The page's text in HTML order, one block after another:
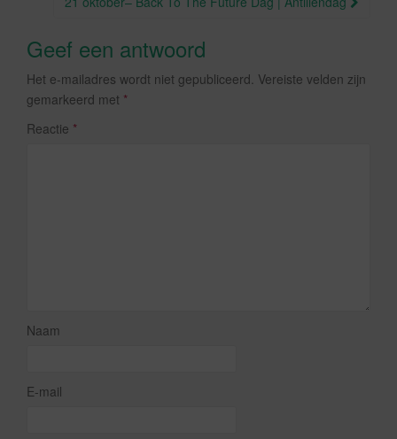
Geef een antwoord
Het e-mailadres wordt niet gepubliceerd. Vereiste velden zijn
gemarkeerd met *
Reactie *
Naam
E-mail